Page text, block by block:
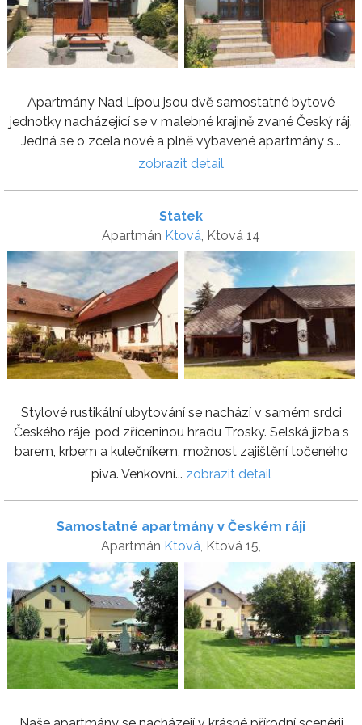
Apartmány Nad Lípou jsou dvě samostatné bytové
jednotky nacházející se v malebné krajině zvané Český ráj.
Jedná se o zcela nové a plně vybavené apartmány s...
zobrazit detail
Statek
Apartmán Ktová , Ktová 14
Stylové rustikální ubytování se nachází v samém srdci
Českého ráje, pod zříceninou hradu Trosky. Selská jizba s
barem, krbem a kulečníkem, možnost zajištění točeného
piva. Venkovní... zobrazit detail
Samostatné apartmány v Českém ráji
Apartmán Ktová , Ktová 15,